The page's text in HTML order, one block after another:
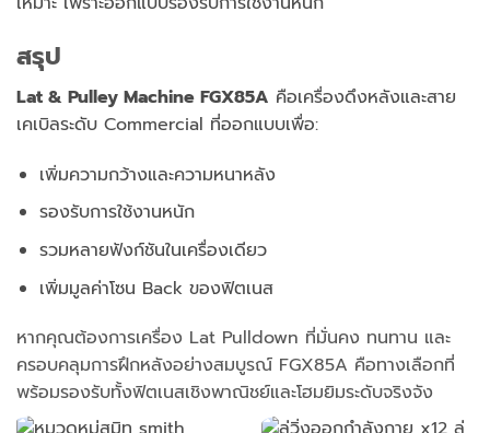
สรุป
Lat & Pulley Machine FGX85A คือเครื่องดึงหลังและสาย
เคเบิลระดับ Commercial ที่ออกแบบเพื่อ:
เพิ่มความกว้างและความหนาหลัง
รองรับการใช้งานหนัก
รวมหลายฟังก์ชันในเครื่องเดียว
เพิ่มมูลค่าโซน Back ของฟิตเนส
หากคุณต้องการเครื่อง Lat Pulldown ที่มั่นคง ทนทาน และ
ครอบคลุมการฝึกหลังอย่างสมบูรณ์ FGX85A คือทางเลือกที่
พร้อมรองรับทั้งฟิตเนสเชิงพาณิชย์และโฮมยิมระดับจริงจัง